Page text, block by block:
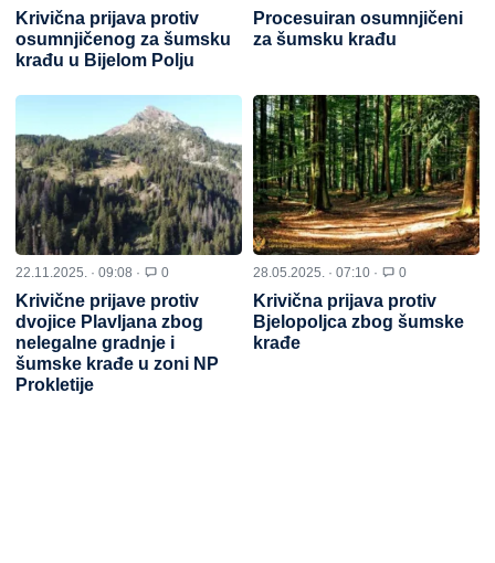
Krivična prijava protiv
osumnjičenog za šumsku
krađu u Bijelom Polju
Procesuiran osumnjičeni
za šumsku krađu
22.11.2025. · 09:08 · 0
Krivične prijave protiv
dvojice Plavljana zbog
nelegalne gradnje i
šumske krađe u zoni NP
Prokletije
28.05.2025. · 07:10 · 0
Krivična prijava protiv
Bjelopoljca zbog šumske
krađe